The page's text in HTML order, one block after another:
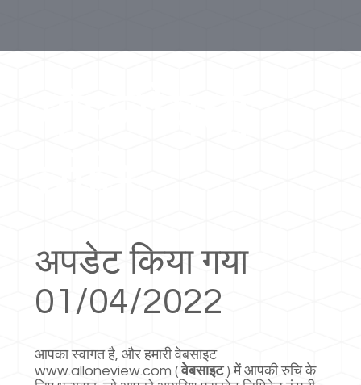
अपडेट किया गया
01/04/2022
आपका स्वागत है, और हमारी वेबसाइट
www.alloneview.com (वेबसाइट) में आपकी रुचि के